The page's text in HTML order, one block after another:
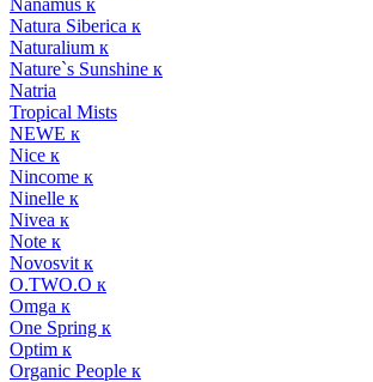
Nanamus к
Natura Siberica к
Naturalium к
Nature`s Sunshine к
Natria
Tropical Mists
NEWE к
Nice к
Nincome к
Ninelle к
Nivea к
Note к
Novosvit к
O.TWO.O к
Omga к
One Spring к
Optim к
Organic People к